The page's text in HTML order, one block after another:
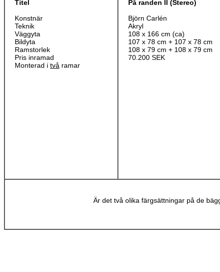
Titel
Konstnär
Teknik
Väggyta
Bildyta
Ramstorlek
Pris inramad
Monterad i två ramar
På randen II (Stereo)
Björn Carlén
Akryl
108 x 166 cm (ca)
107 x 78 cm + 107 x 78 cm
108 x 79 cm + 108 x 79 cm
70.200 SEK
Är det två olika färgsättningar på de